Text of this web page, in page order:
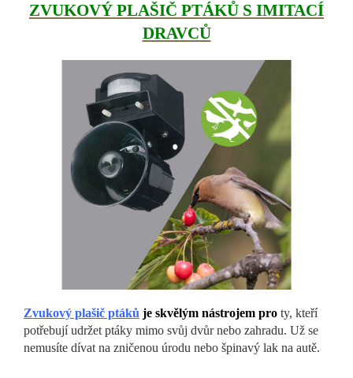
ZVUKOVÝ PLAŠIČ PTÁKŮ S IMITACÍ
DRAVCŮ
Zvukový plašič ptáků je skvělým nástrojem pro ty, kteří
potřebují udržet ptáky mimo svůj dvůr nebo zahradu. Už se
nemusíte dívat na zničenou úrodu nebo špinavý lak na autě.